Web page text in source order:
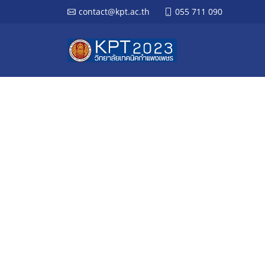
contact@kpt.ac.th 055 711 090